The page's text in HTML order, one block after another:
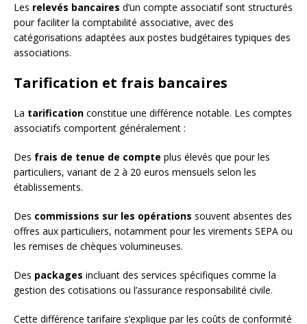
Les relevés bancaires d’un compte associatif sont structurés
pour faciliter la comptabilité associative, avec des
catégorisations adaptées aux postes budgétaires typiques des
associations.
Tarification et frais bancaires
La tarification constitue une différence notable. Les comptes
associatifs comportent généralement :
Des frais de tenue de compte plus élevés que pour les
particuliers, variant de 2 à 20 euros mensuels selon les
établissements.
Des commissions sur les opérations souvent absentes des
offres aux particuliers, notamment pour les virements SEPA ou
les remises de chèques volumineuses.
Des packages incluant des services spécifiques comme la
gestion des cotisations ou l’assurance responsabilité civile.
Cette différence tarifaire s’explique par les coûts de conformité